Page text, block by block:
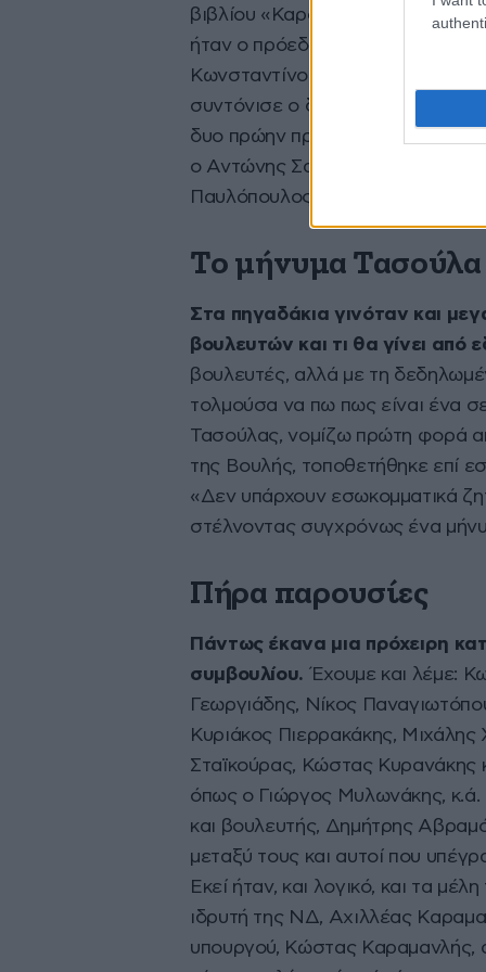
βιβλίου «Καραμανλής. Η
ήταν ο πρόεδρος της Βουλής,
Κωνσταντίνος Τσουκαλάς,
συντόνισε ο διευθυντής της
δυο πρώην πρωθυπουργοί, ο
ο Αντώνης Σαμαράς, αλλά και ο
Παυλόπουλος.
Το μήνυμα Τασούλα
Στα πηγαδάκια γινόταν και
βουλευτών και τι θα γίνει από
βουλευτές, αλλά με τη
τολμούσα να πω πως είναι ένα
Τασούλας, νομίζω πρώτη φορά
της Βουλής, τοποθετήθηκε επί
«Δεν υπάρχουν εσωκομματικά
στέλνοντας συγχρόνως ένα
Πήρα παρουσίες
Πάντως έκανα μια πρόχειρη
συμβουλίου. Έχουμε και λέμε:
Γεωργιάδης, Νίκος
Κυριάκος Πιερρακάκης,
Σταϊκούρας, Κώστας Κυρανάκης
όπως ο Γιώργος Μυλωνάκης,
και βουλευτής, Δημήτρης
μεταξύ τους και αυτοί που
Εκεί ήταν, και λογικό, και τα
ιδρυτή της ΝΔ, Αχιλλέας
υπουργού, Κώστας Καραμανλής,